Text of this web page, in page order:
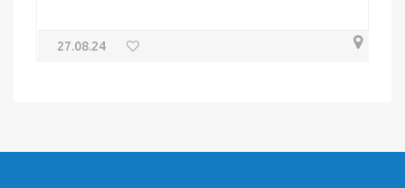
27.08.24